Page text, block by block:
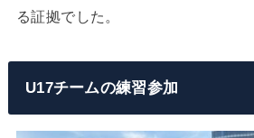
る証拠でした。
U17チームの練習参加